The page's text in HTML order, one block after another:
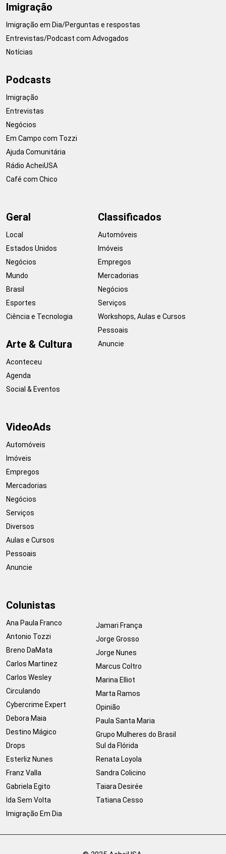
Imigração
Imigração em Dia/Perguntas e respostas
Entrevistas/Podcast com Advogados
Notícias
Podcasts
Imigração
Entrevistas
Negócios
Em Campo com Tozzi
Ajuda Comunitária
Rádio AcheiUSA
Café com Chico
Geral
Local
Estados Unidos
Negócios
Mundo
Brasil
Esportes
Ciência e Tecnologia
Arte & Cultura
Aconteceu
Agenda
Social & Eventos
Classificados
Automóveis
Imóveis
Empregos
Mercadorias
Negócios
Serviços
Workshops, Aulas e Cursos
Pessoais
Anuncie
VideoAds
Automóveis
Imóveis
Empregos
Mercadorias
Negócios
Serviços
Diversos
Aulas e Cursos
Pessoais
Anuncie
Colunistas
Ana Paula Franco
Antonio Tozzi
Breno DaMata
Carlos Martinez
Carlos Wesley
Circulando
Cybercrime Expert
Debora Maia
Destino Mágico
Drops
Esterliz Nunes
Franz Valla
Gabriela Egito
Ida Sem Volta
Imigração Em Dia
Jamari França
Jorge Grosso
Jorge Nunes
Marcus Coltro
Marina Elliot
Marta Ramos
Opinião
Paula Santa Maria
Grupo Mulheres do Brasil
Sul da Flórida
Renata Loyola
Sandra Colicino
Taiara Desirée
Tatiana Cesso